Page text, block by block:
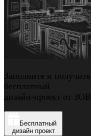
Заполните и получите
бесплатный
дизайн-проект от ЗОВ
Бесплатный
дизайн проект